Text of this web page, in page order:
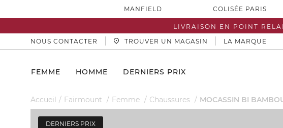
MANFIELD COLISÉE PARIS
LIVRAISON EN POINT
NOUS CONTACTER
TROUVER UN MAGASIN LA MARQUE
FEMME HOMME DERNIERS PRIX
Accueil Fairmount Femme Chaussures MOCASSIN BI
DERNIERS PRIX